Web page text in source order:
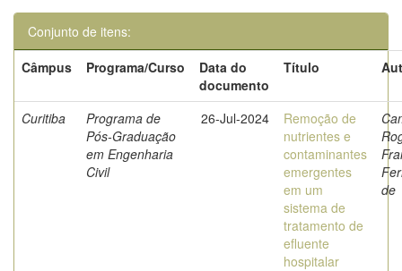
Conjunto de itens:
Câmpus
Programa/Curso
Data do
documento
Título
Curitiba
Programa de
Pós-Graduação
em Engenharia
Civil
26-Jul-2024
Remoção de
nutrientes e
contaminantes
emergentes
em um
sistema de
tratamento de
efluente
hospitalar
de